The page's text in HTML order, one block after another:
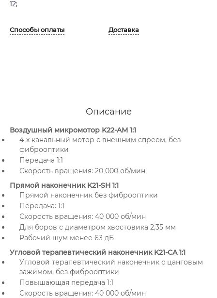
12;
Способы оплаты Доставка
Описание
Воздушный микромотор K22-AM 1:1
4-х канальный мотор с внешним спреем, без
фиброоптики
Передача 1:1
Скорость вращения: 20 000 об/мин
Прямой наконечник K21-SH 1:1
Прямой наконечник без фиброоптики
Передача: 1:1
Скорость вращения: 40 000 об/мин
Для боров с диаметром хвостовика 2,35 мм
Рабочий шум менее 63 дБ
Угловой терапевтический наконечник K21-CA 1:1
Угловой терапевтический наконечник с цанговым
зажимом, без фиброоптики
Повышающая передача 1:1
Скорость вращения: 40 000 об/мин